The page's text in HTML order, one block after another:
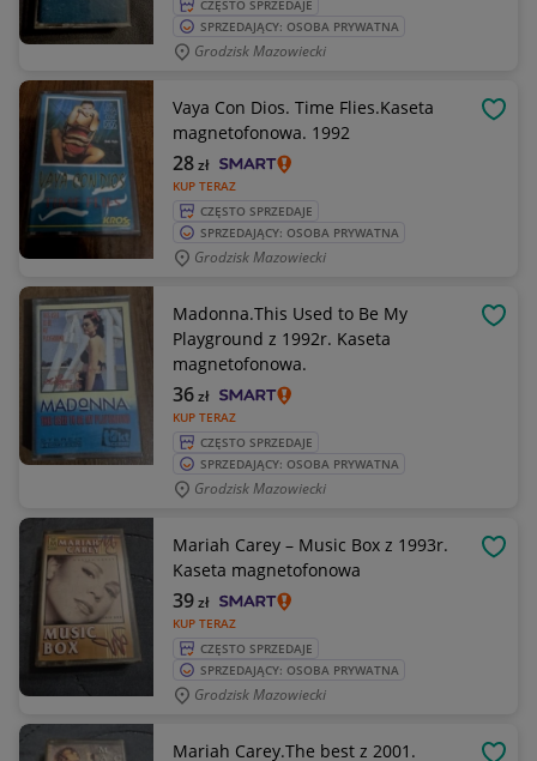
CZĘSTO SPRZEDAJE
SPRZEDAJĄCY: OSOBA PRYWATNA
Grodzisk Mazowiecki
Vaya Con Dios. Time Flies.Kaseta
magnetofonowa. 1992
KUP TERAZ
28zł
CZĘSTO SPRZEDAJE
SPRZEDAJĄCY: OSOBA PRYWATNA
Grodzisk Mazowiecki
Madonna.This Used to Be My
Playground z 1992r. Kaseta
magnetofonowa.
KUP TERAZ
36zł
CZĘSTO SPRZEDAJE
SPRZEDAJĄCY: OSOBA PRYWATNA
Grodzisk Mazowiecki
Mariah Carey – Music Box z 1993r.
Kaseta magnetofonowa
KUP TERAZ
39zł
CZĘSTO SPRZEDAJE
SPRZEDAJĄCY: OSOBA PRYWATNA
Grodzisk Mazowiecki
Mariah Carey.The best z 2001.